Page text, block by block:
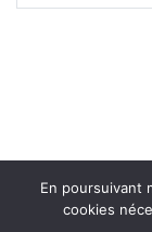
Copyright ©
En poursuivant
cookies